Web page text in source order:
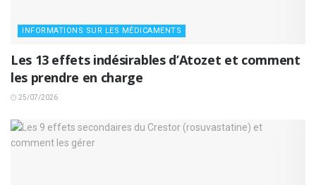
INFORMATIONS SUR LES MÉDICAMENTS
Les 13 effets indésirables d’Atozet et comment
les prendre en charge
25/07/2026